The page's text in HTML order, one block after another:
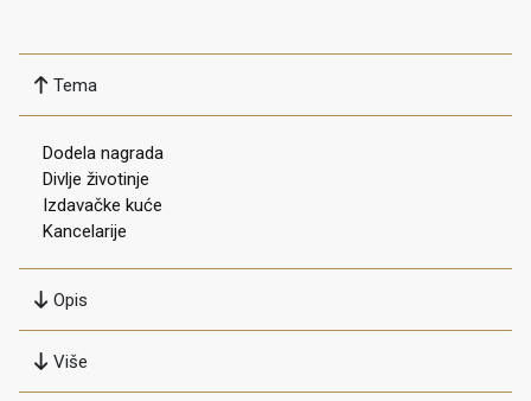
Tema
Dodela nagrada
Divlje životinje
Izdavačke kuće
Kancelarije
Opis
Više